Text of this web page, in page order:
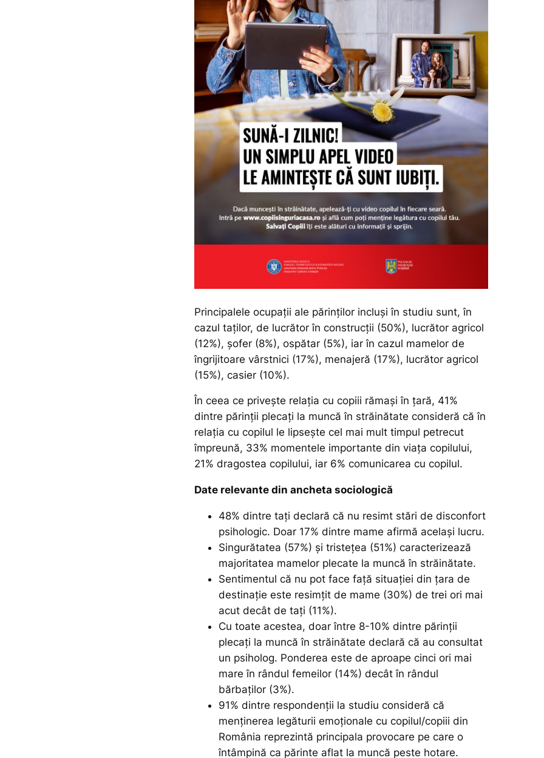
Principalele ocupații ale părinților incluși în studiu sunt, în
cazul taților, de lucrător în construcții (50%), lucrător agricol
(12%), șofer (8%), ospătar (5%), iar în cazul mamelor de
îngrijitoare vârstnici (17%), menajeră (17%), lucrător agricol
(15%), casier (10%).
În ceea ce privește relația cu copiii rămași în țară, 41%
dintre părinții plecați la muncă în străinătate consideră că în
relația cu copilul le lipsește cel mai mult timpul petrecut
împreună, 33% momentele importante din viața copilului,
21% dragostea copilului, iar 6% comunicarea cu copilul.
Date relevante din ancheta sociologică
48% dintre tați declară că nu resimt stări de disconfort
psihologic. Doar 17% dintre mame afirmă același lucru.
Singurătatea (57%) și tristețea (51%) caracterizează
majoritatea mamelor plecate la muncă în străinătate.
Sentimentul că nu pot face față situației din țara de
destinație este resimțit de mame (30%) de trei ori mai
acut decât de tați (11%).
Cu toate acestea, doar între 8-10% dintre părinții
plecați la muncă în străinătate declară că au consultat
un psiholog. Ponderea este de aproape cinci ori mai
mare în rândul femeilor (14%) decât în rândul
bărbaților (3%).
91% dintre respondenții la studiu consideră că
menținerea legăturii emoționale cu copilul/copiii din
România reprezintă principala provocare pe care o
întâmpină ca părinte aflat la muncă peste hotare.